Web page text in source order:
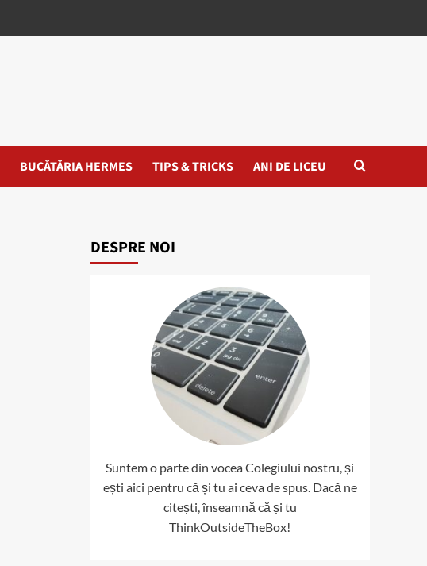
BUCĂTĂRIA HERMES TIPS & TRICKS ANI DE LICEU
DESPRE NOI
Suntem o parte din vocea Colegiului nostru, și
ești aici pentru că și tu ai ceva de spus. Dacă ne
citești, înseamnă că și tu
ThinkOutsideTheBox!